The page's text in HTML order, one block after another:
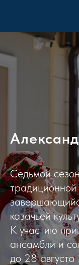
Седьмой
традиционной
казачьей
К участию
ансамбли и
до 28